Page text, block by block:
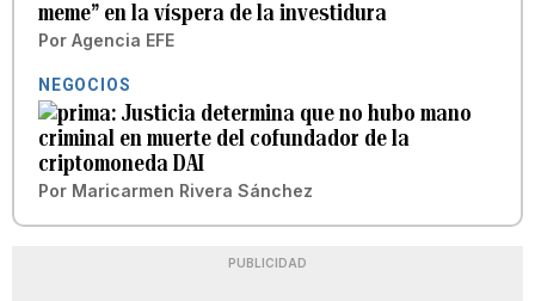
meme” en la víspera de la investidura
Por Agencia EFE
NEGOCIOS
Justicia determina que no hubo mano
criminal en muerte del cofundador de la
criptomoneda DAI
Por Maricarmen Rivera Sánchez
PUBLICIDAD